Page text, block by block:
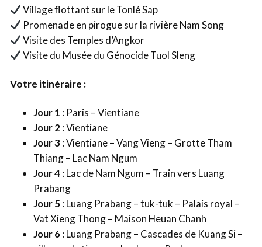
Village flottant sur le Tonlé Sap
Promenade en pirogue sur la rivière Nam Song
Visite des Temples d’Angkor
Visite du Musée du Génocide Tuol Sleng
Votre itinéraire :
Jour 1 : Paris – Vientiane
Jour 2: Vientiane
Jour 3: Vientiane – Vang Vieng – Grotte Tham
Thiang – Lac Nam Ngum
Jour 4: Lac de Nam Ngum – Train vers Luang
Prabang
Jour 5 : Luang Prabang – tuk-tuk – Palais royal –
Vat Xieng Thong – Maison Heuan Chanh
Jour 6: Luang Prabang – Cascades de Kuang Si –